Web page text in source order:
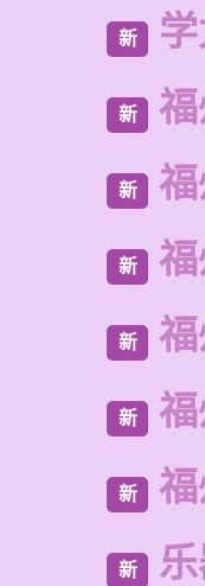
新
新
新
新
新
新
新
新